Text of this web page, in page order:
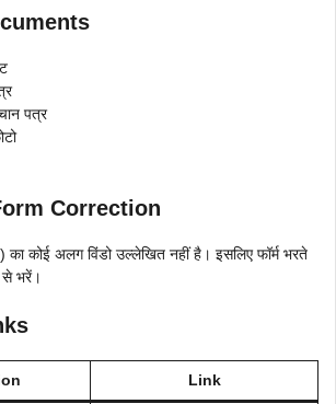
पत्र
Correction
का कोई अलग विंडो उल्लेखित नहीं है। इसलिए फॉर्म भरते
से भरें।
Link